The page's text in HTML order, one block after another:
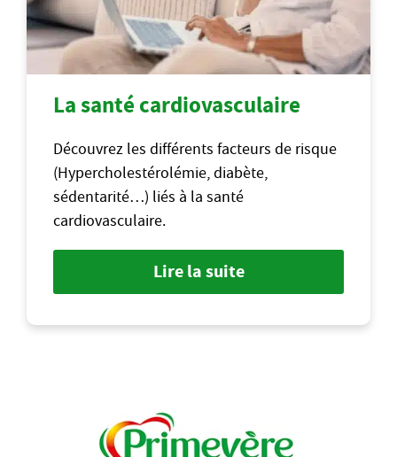
La santé cardiovasculaire
Découvrez les différents facteurs de risque
(Hypercholestérolémie, diabète,
sédentarité…) liés à la santé
cardiovasculaire.
Lire la suite